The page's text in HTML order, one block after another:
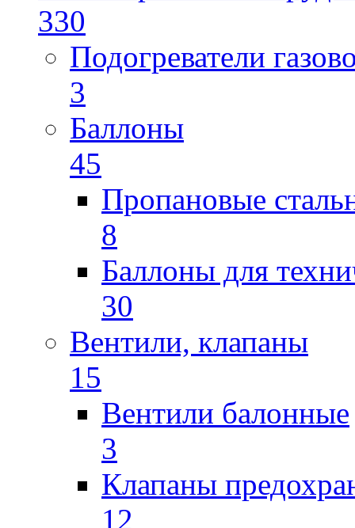
330
Подогреватели
3
Баллоны
45
Пропановые
8
Баллоны для
30
Вентили, клапаны
15
Вентили балонные
3
Клапаны
12